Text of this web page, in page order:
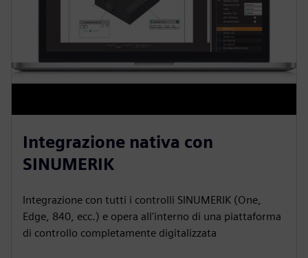
Integrazione nativa con
SINUMERIK
Integrazione con tutti i controlli SINUMERIK (One,
Edge, 840, ecc.) e opera all'interno di una piattaforma
di controllo completamente digitalizzata